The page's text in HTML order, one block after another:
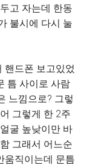
고 자는데 한동
불시에 다시 눌
핸드폰 보고있었
틈 사이로 사람
느낌으로? 그렇
그렇게 한 2주
굴 높낮이만 바
그래서 어느순
움직이는데 문틈